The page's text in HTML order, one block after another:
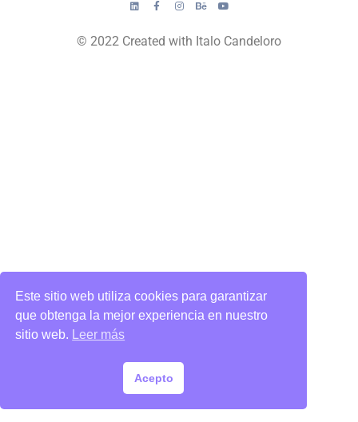
© 2022 Created with Italo Candeloro
Este sitio web utiliza cookies para garantizar
que obtenga la mejor experiencia en nuestro
sitio web.
Leer más
Acepto